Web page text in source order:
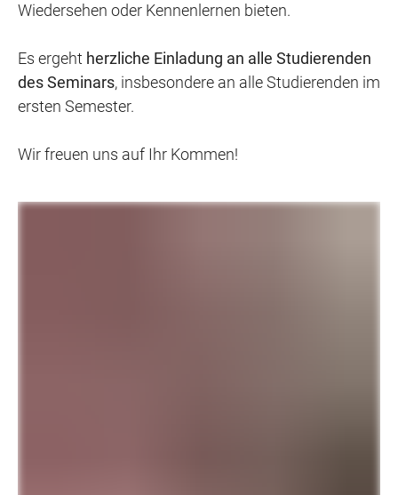
Wiedersehen oder Kennenlernen bieten.
Es ergeht herzliche Einladung an alle Studierenden
des Seminars, insbesondere an alle Studierenden im
ersten Semester.
Wir freuen uns auf Ihr Kommen!